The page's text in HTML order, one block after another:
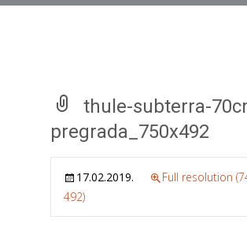
thule-subterra-
pregrada_750x492
17.02.2019.
Full resolution
492)